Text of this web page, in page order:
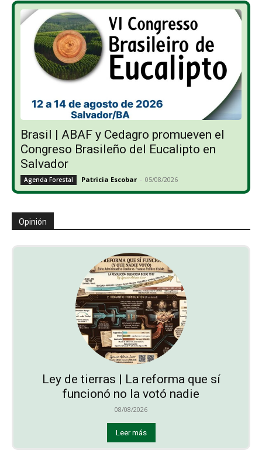
Brasil | ABAF y Cedagro promueven el
Congreso Brasileño del Eucalipto en
Salvador
Agenda Forestal Patricia Escobar - 05/08/2026
Opinión
Ley de tierras | La reforma que sí
funcionó no la votó nadie
08/08/2026
Leer más